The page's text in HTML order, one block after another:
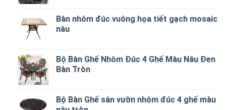
Bàn nhôm đúc vuông họa tiết gạch mosaic
nâu
Bộ Bàn Ghế Nhôm Đúc 4 Ghế Màu Nâu Đen
Bàn Tròn
Bộ Bàn Ghế sân vườn nhôm đúc 4 ghế màu